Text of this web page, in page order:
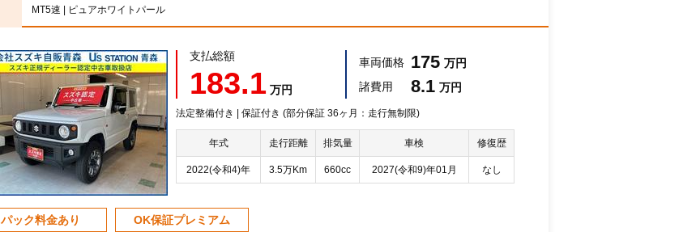
MT5速 | ピュアホワイトパール
支払総額
183.1 万円
車両価格 175 万円
諸費用
8.1 万円
法定整備付き | 保証付き (部分保証 36ヶ月：走行無制限)
年式 走行距離 排気量 車検 修復歴
2022(令和4)年 3.5万Km 660cc 2027(令和9)年01月 なし
パック料金あり OK保証プレミアム